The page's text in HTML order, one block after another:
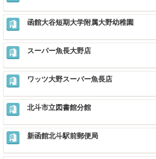
函館大谷短期大学附属大野幼稚園
スーパー魚長大野店
ワッツ大野スーパー魚長店
北斗市立図書館分館
新函館北斗駅前郵便局